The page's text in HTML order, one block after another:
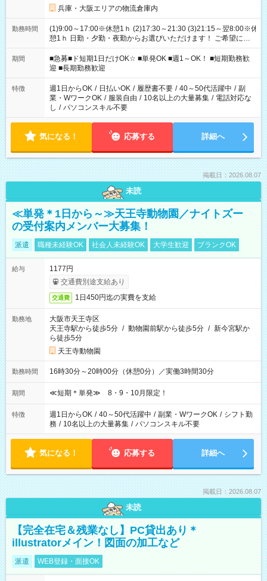
兵庫・大阪エリアの物流倉庫内
勤務時間
(1)9:00～17:00※休憩1ｈ (2)17:30～21:30 (3)21:15～翌8:00※休
憩1ｈ 日勤・夕勤・夜勤からお選びいただけます！ ご希望に合
わせて働けるお仕事です(*^^*) 【その他選べる勤務時間】 8-17
時/9-17時/9-18時/10-18時/11-21時/18-22時/20-翌4時/21-翌5
時/22-翌6時/0-翌8時 ご自身のご都合で選んで頂ける完全自由シ
フト！
期間
■急募■ド短期1日だけOK☆ ■単発OK ■週1～OK！ ■短期勤務歓
迎 ■長期勤務歓迎
特徴 週1日からOK / 日払いOK / 履歴書不要 / 40～50代活躍中 / 副
業・WワークOK / 服装自由 / 10名以上の大量募集 / 電話対応な
し / パソコンスキル不要
気になる！ 応募する 詳細へ
掲載日：2026.08.07
未読
≪単発＊1日から～≫天王寺動物園／ナイトズー
の受付案内メンバー大募集！
派遣 職種未経験OK 社会人未経験OK 大学生歓迎 ブランクOK
給与
1177円
交通費別途支給あり
交通費 1日450円迄の実費を支給
勤務地
大阪市天王寺区
天王寺駅から徒歩5分 / 動物園前駅から徒歩5分 / 新今宮駅か
ら徒歩5分
天王寺動物園
勤務時間 16時30分～20時00分（休憩0分）／実働3時間30分
期間 ≪短期＊単発≫ 8・9・10月限定！
特徴 週1日からOK / 40～50代活躍中 / 副業・WワークOK / シフト勤
務 / 10名以上の大量募集 / パソコンスキル不要
気になる！ 応募する 詳細へ
掲載日：2026.08.07
未読
【完全在宅＆残業なし】PC貸出あり＊
illustratorメイン！図面の加工など
派遣 WEB登録・面接OK